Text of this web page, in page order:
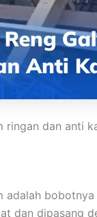
ringan dan anti
adalah
dan dipasang